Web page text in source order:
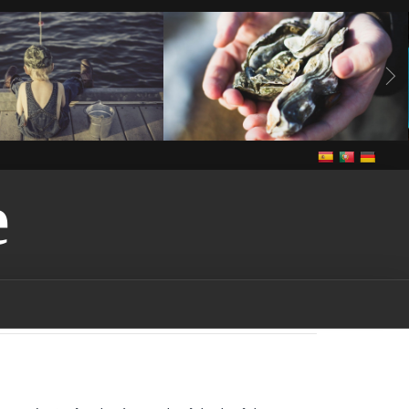
Vivre anguilles
grande congère
grande congère-
vendee bass
brème brème-
brochet-vendee
vendee
écrevisses
gardon
marais marais-
france
la vendee
dans les rivières-
on pêcher dans le
Notre cuisine Vivre
In The Vendee